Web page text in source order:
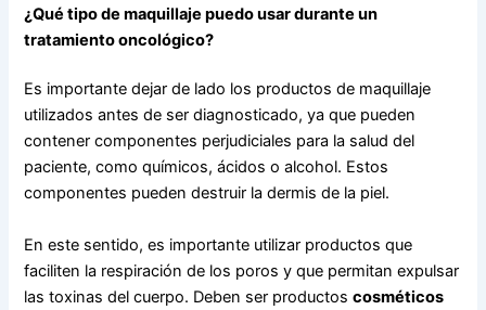
¿Qué tipo de maquillaje puedo usar durante un
tratamiento oncológico?
Es importante dejar de lado los productos de maquillaje
utilizados antes de ser diagnosticado, ya que pueden
contener componentes perjudiciales para la salud del
paciente, como químicos, ácidos o alcohol. Estos
componentes pueden destruir la dermis de la piel.
En este sentido, es importante utilizar productos que
faciliten la respiración de los poros y que permitan expulsar
las toxinas del cuerpo. Deben ser productoscosméticos